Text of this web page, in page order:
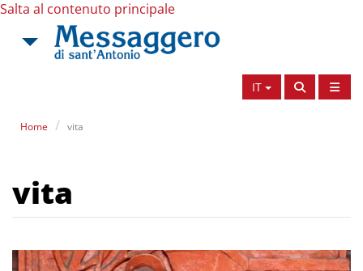
Salta al contenuto principale
IT
Home vita
vita